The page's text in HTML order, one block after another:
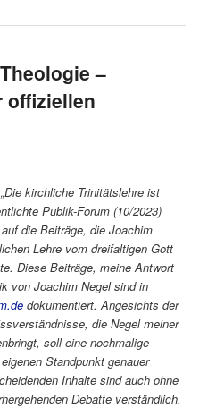
–
offiziellen
kirchliche Trinitätslehre ist
Publik-Forum (10/2023)
die Beiträge, die Joachim
Lehre vom dreifaltigen Gott
Diese Beiträge, meine Antwort
von Joachim Negel sind in
dokumentiert. Angesichts der
die Negel meiner
soll eine nochmalige
Standpunkt genauer
Inhalte sind auch ohne
Debatte verständlich.